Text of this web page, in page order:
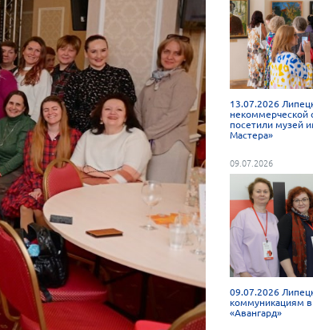
13.07.2026
некоммерческой
посетили музей
Мастера»
09.07.2026
09.07.2026
коммуникациям
«Авангард»